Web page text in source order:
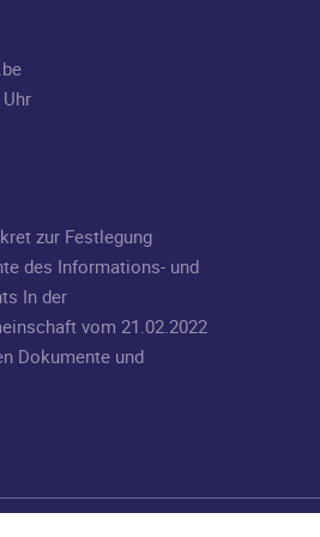
zur Festlegung
des Informations- und
In der
vom 21.02.2022
Dokumente und